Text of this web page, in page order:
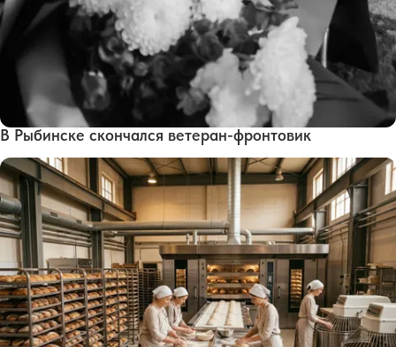
В Рыбинске скончался ветеран-фронтовик